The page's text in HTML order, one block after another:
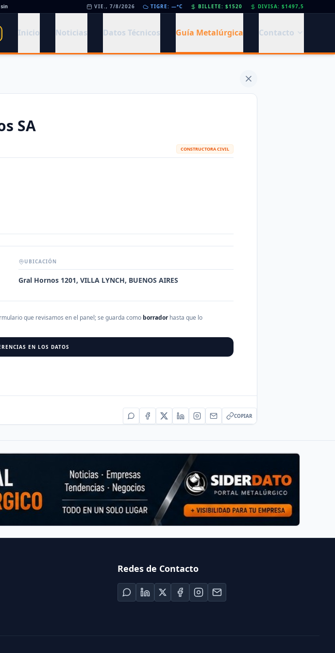
acuerdo, siguen vigentes los valores de abril • Día de la Siderurgia: cómo llega el sector al aniversario 78 del legado de Savio
VIE., 7/8/2026 TIGRE: —°C BILLETE: $1520 DIVISA: $1497,5
Inicio Noticias Datos Técnicos Guía Metalúrgica Contacto
SA
CONSTRUCTORA CIVIL
UBICACIÓN
Gral Hornos 1201, VILLA LYNCH, BUENOS AIRES
que revisamos en el panel; se guarda como borradorhasta que lo
EN LOS DATOS
COPIAR
Redes de Contacto